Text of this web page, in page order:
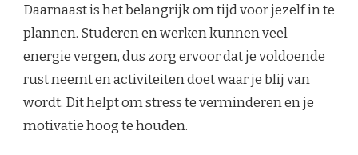
Daarnaast is het belangrijk om tijd voor jezelf in te
plannen. Studeren en werken kunnen veel
energie vergen, dus zorg ervoor dat je voldoende
rust neemt en activiteiten doet waar je blij van
wordt. Dit helpt om stress te verminderen en je
motivatie hoog te houden.